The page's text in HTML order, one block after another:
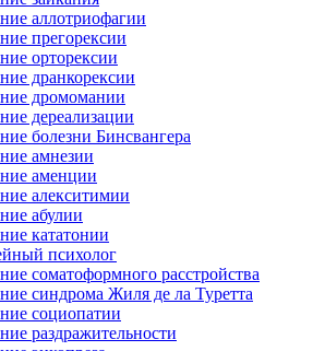
аллотриофагии
прегорексии
орторексии
дранкорексии
дромомании
дереализации
болезни Бинсвангера
амнезии
аменции
алекситимии
абулии
кататонии
психолог
соматоформного расстройства
синдрома Жиля де ла Туретта
социопатии
раздражительности